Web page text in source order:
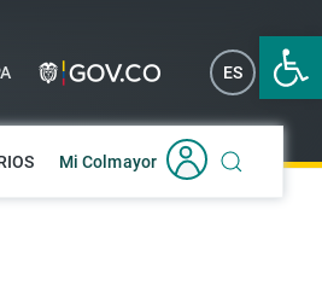
Abrir
ES EN
Mi Colmayor